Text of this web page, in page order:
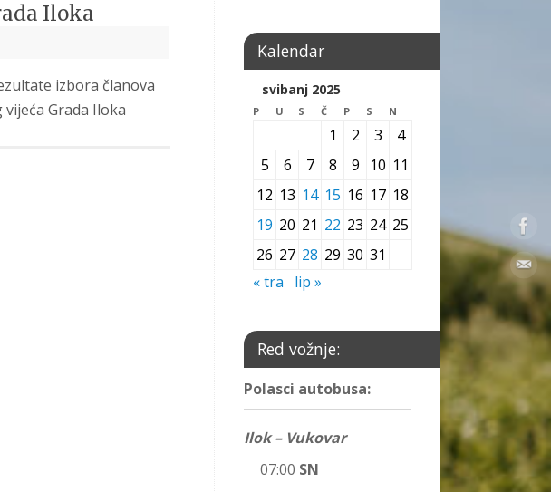
Iloka
izbora članova
Grada Iloka
Kalendar
svibanj 2025
P U S Č P S N
1 2 3
4
5
6 7 8 9 10 11
12 13 14 15 16 17 18
19 20 21 22 23 24 25
26 27 28 29 30 31
« tra
lip »
Red vožnje:
Polasci autobusa:
Ilok – Vukovar
07:00 SN